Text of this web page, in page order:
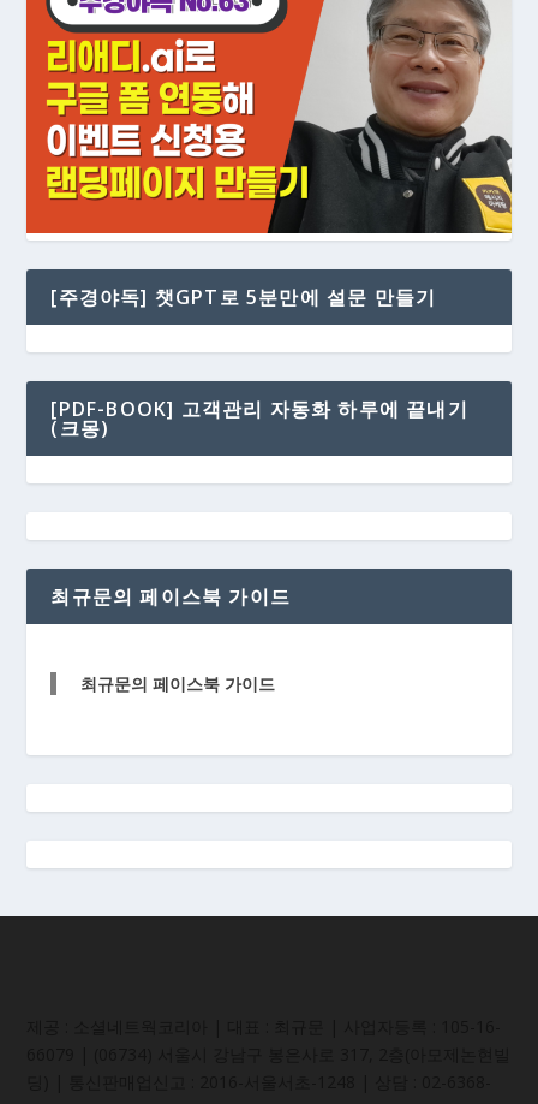
[주경야독] 챗GPT로 5분만에 설문 만들기
[PDF-BOOK] 고객관리 자동화 하루에 끝내기
(크몽)
최규문의 페이스북 가이드
최규문의 페이스북 가이드